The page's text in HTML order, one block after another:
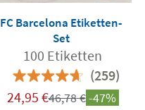
FC Barcelona Etiketten-
Set
100 Etiketten
(259)
24,95 €46,78€-47%